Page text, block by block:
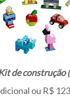
de construção
ou R$